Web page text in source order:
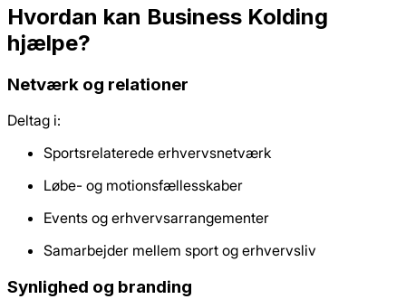
Hvordan kan Business Kolding
hjælpe?
Netværk og relationer
Deltag i:
Sportsrelaterede erhvervsnetværk
Løbe- og motionsfællesskaber
Events og erhvervsarrangementer
Samarbejder mellem sport og erhvervsliv
Synlighed og branding